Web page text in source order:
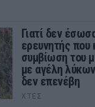
Γιατί δεν
ερευνητής που
συμβίωση του
με αγέλη λύκων
δεν επενέβη
ΧΤΕΣ